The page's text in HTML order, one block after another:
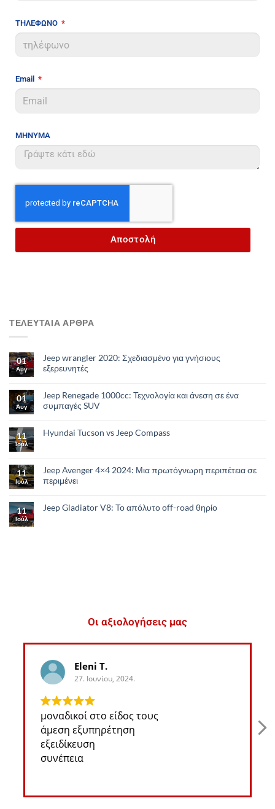
ΤΗΛΕΦΩΝΟ
Email
ΜΗΝΥΜΑ
Αποστολή
ΤΕΛΕΥΤΑΙΑ ΑΡΘΡΑ
01
Αυγ
Jeep wrangler 2020: Σχεδιασμένο για γνήσιους
εξερευνητές
01
Αυγ
Jeep Renegade 1000cc: Τεχνολογία και άνεση σε ένα
συμπαγές SUV
11
Ιούλ
Hyundai Tucson vs Jeep Compass
11
Ιούλ
Jeep Avenger 4×4 2024: Μια πρωτόγνωρη περιπέτεια σε
περιμένει
11
Ιούλ
Jeep Gladiator V8: Το απόλυτο οff-road θηρίο
Οι αξιολογήσεις μας
Eleni T.
27. Ιουνίου, 2024.
μοναδικοί στο είδος τους
άμεση εξυπηρέτηση
εξειδίκευση
συνέπεια